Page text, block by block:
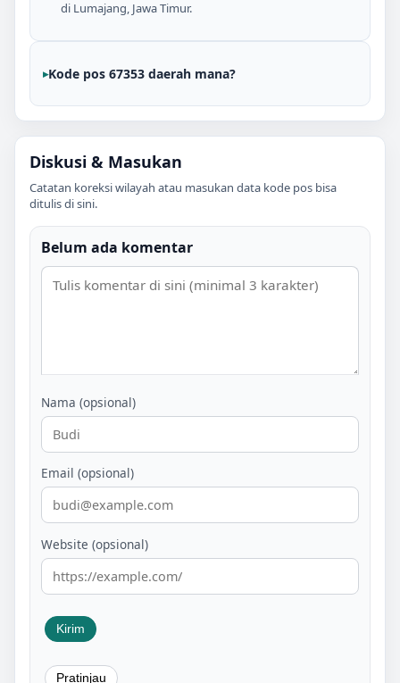
di Lumajang, Jawa Timur.
Kode pos 67353 daerah mana?
Diskusi & Masukan
Catatan koreksi wilayah atau masukan data kode pos bisa
ditulis di sini.
Belum ada komentar
Nama (opsional)
Email (opsional)
Website (opsional)